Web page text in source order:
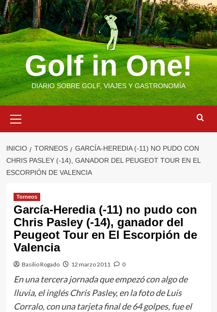
Saltar
al
contenido
Golf in One!
DIARIO SOBRE GOLF, VIAJES Y GASTRONOMÍA
primario
INICIO TORNEOS
GARCÍA-HEREDIA (-11) NO PUDO CON
CHRIS PASLEY (-14), GANADOR DEL PEUGEOT TOUR EN EL
ESCORPIÓN DE VALENCIA
Torneos
García-Heredia (-11) no pudo con
Chris Pasley (-14), ganador del
Peugeot Tour en El Escorpión de
Valencia
Basilio Rogado 12 marzo 2011 0
En una tercera jornada que empezó con algo de
lluvia, el inglés Chris Pasley, en la foto de Luis
Corralo, con una tarjeta final de 64 golpes, fue el